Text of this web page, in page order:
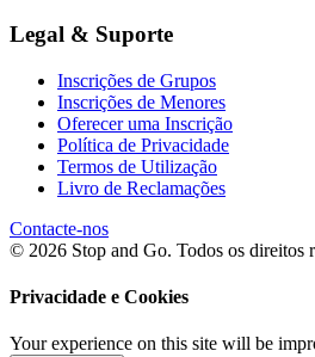
Legal & Suporte
Inscrições de Grupos
Inscrições de Menores
Oferecer uma Inscrição
Política de Privacidade
Termos de Utilização
Livro de Reclamações
Contacte-nos
© 2026 Stop and Go. Todos os direitos
Privacidade e Cookies
Your experience on this site will be